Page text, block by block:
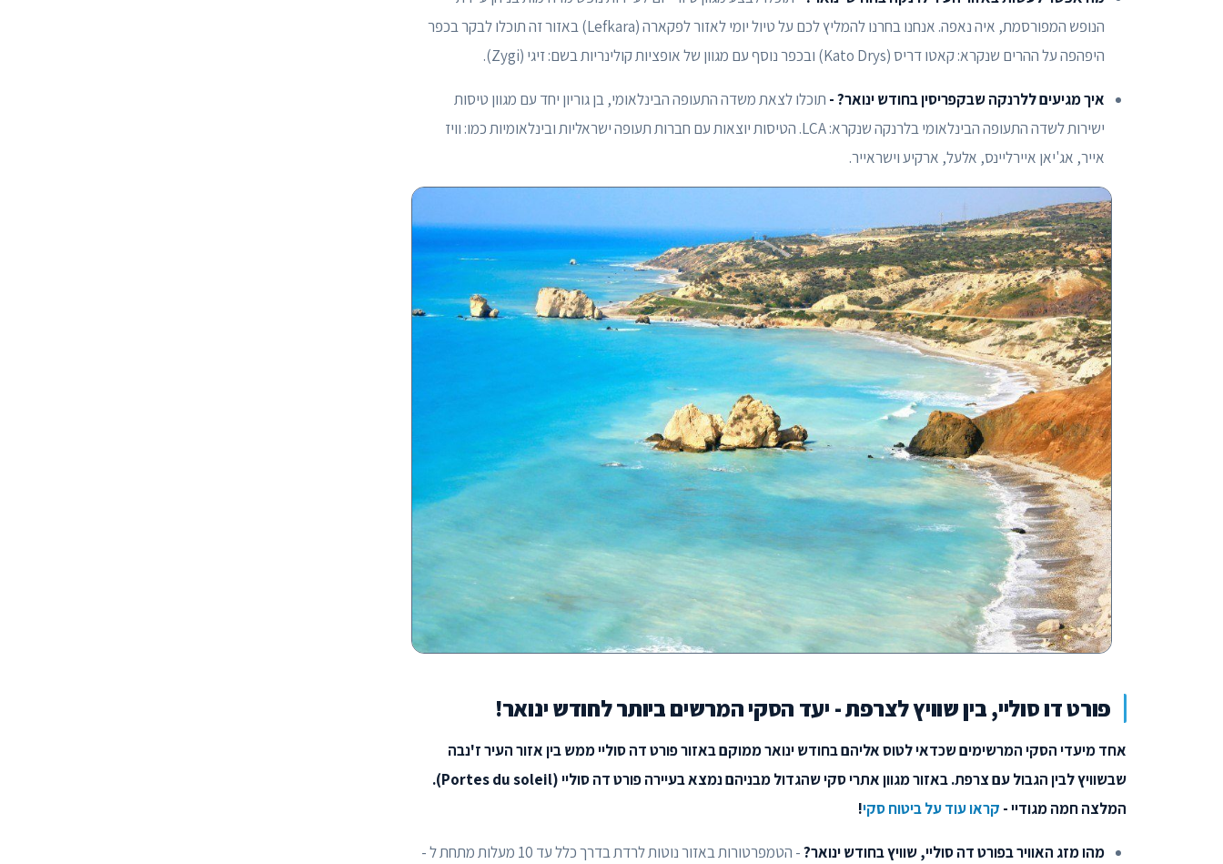
הנופש המפורסמת, איה נאפה. אנחנו בחרנו להמליץ לכם על טיול יומי לאזור לפקארה (Lefkara) באזור זה תוכלו לבקר בכפר
היפהפה על ההרים שנקרא: קאטו דריס (Kato Drys) ובכפר נוסף עם מגוון של אופציות קולינריות בשם: זיגי (Zygi).
איך מגיעים ללרנקה שבקפריסין בחודש ינואר? - תוכלו לצאת משדה התעופה הבינלאומי, בן גוריון יחד עם מגוון טיסות
ישירות לשדה התעופה הבינלאומי בלרנקה שנקרא: LCA. הטיסות יוצאות עם חברות תעופה ישראליות ובינלאומיות כמו: וויז
אייר, אג'יאן איירליינס, אלעל, ארקיע וישראייר.
פורט דו סוליי, בין שוויץ לצרפת - יעד הסקי המרשים ביותר לחודש ינואר!
אחד מיעדי הסקי המרשימים שכדאי לטוס אליהם בחודש ינואר ממוקם באזור פורט דה סוליי ממש בין אזור העיר ז'נבה
שבשוויץ לבין הגבול עם צרפת. באזור מגוון אתרי סקי שהגדול מבניהם נמצא בעיירה פורט דה סוליי (Portes du soleil).
המלצה חמה מגודיי - קראו עוד על ביטוח סקי!
מהו מזג האוויר בפורט דה סוליי, שוויץ בחודש ינואר?
- הטמפרטורות באזור נוטות לרדת בדרך כלל עד 10 מעלות מתחת ל -